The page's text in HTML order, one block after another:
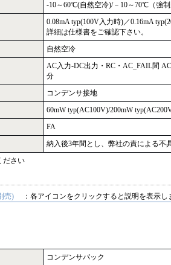
-10～60℃(自然空冷)/－10～70℃（強
0.08mA typ(100V入力時)／0.16mA
詳細は仕様書をご確認下さい。
自然空冷
AC入力-DC出力・RC・AC_FAIL間
分
コンデンサ接地
60mW typ(AC100V)/200mW
FA
納入後3年間とし、弊社の責による不
ださい
売) ：各アイコンをクリックすると説明を表示し
コンデンサパック